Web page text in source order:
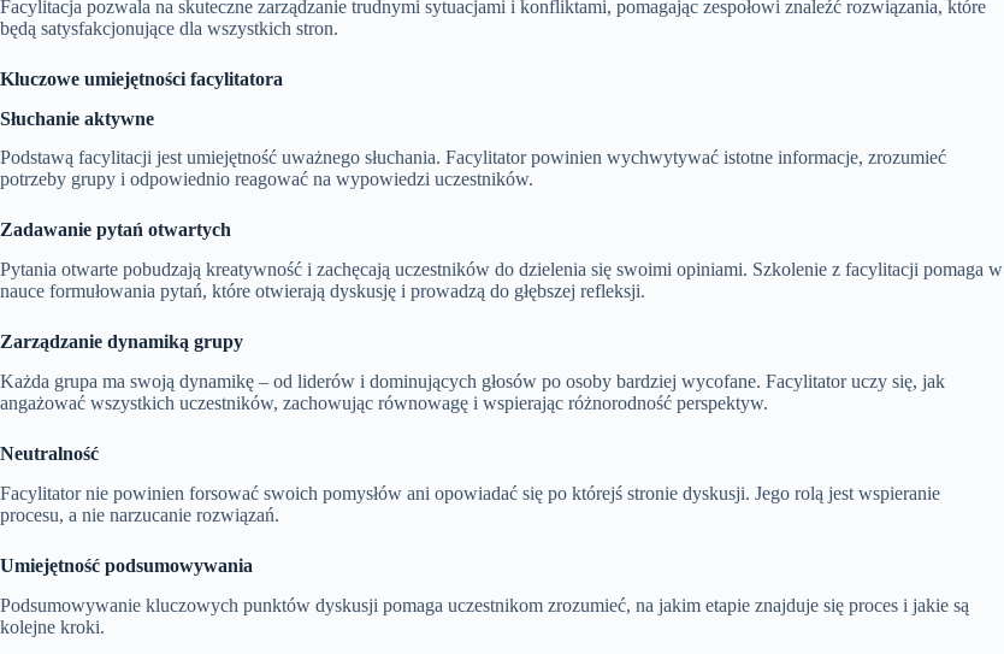
Facylitacja pozwala na skuteczne zarządzanie trudnymi sytuacjami i konfliktami, pomagając zespołowi znaleźć rozwiązania, które
będą satysfakcjonujące dla wszystkich stron.
Kluczowe umiejętności facylitatora
Słuchanie aktywne
Podstawą facylitacji jest umiejętność uważnego słuchania. Facylitator powinien wychwytywać istotne informacje, zrozumieć
potrzeby grupy i odpowiednio reagować na wypowiedzi uczestników.
Zadawanie pytań otwartych
Pytania otwarte pobudzają kreatywność i zachęcają uczestników do dzielenia się swoimi opiniami. Szkolenie z facylitacji pomaga w
nauce formułowania pytań, które otwierają dyskusję i prowadzą do głębszej refleksji.
Zarządzanie dynamiką grupy
Każda grupa ma swoją dynamikę – od liderów i dominujących głosów po osoby bardziej wycofane. Facylitator uczy się, jak
angażować wszystkich uczestników, zachowując równowagę i wspierając różnorodność perspektyw.
Neutralność
Facylitator nie powinien forsować swoich pomysłów ani opowiadać się po którejś stronie dyskusji. Jego rolą jest wspieranie
procesu, a nie narzucanie rozwiązań.
Umiejętność podsumowywania
Podsumowywanie kluczowych punktów dyskusji pomaga uczestnikom zrozumieć, na jakim etapie znajduje się proces i jakie są
kolejne kroki.